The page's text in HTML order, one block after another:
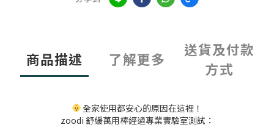
商品描述 了解更多
送貨及付款
方式
全家使用都安心的原因在這裡！
zoodi 舒緩萬用棒經過專業實驗室測試：